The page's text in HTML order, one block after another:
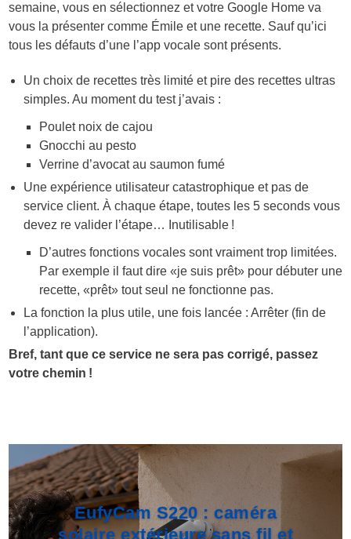
semaine, vous en sélectionnez et votre Google Home va
vous la présenter comme Émile et une recette. Sauf qu’ici
tous les défauts d’une l’app vocale sont présents.
Un choix de recettes très limité et pire des recettes ultras
simples. Au moment du test j’avais :
Poulet noix de cajou
Gnocchi au pesto
Verrine d’avocat au saumon fumé
Une expérience utilisateur catastrophique et pas de
service client. À chaque étape, toutes les 5 seconds vous
devez re valider l’étape… Inutilisable !
D’autres fonctions vocales sont vraiment trop limitées.
Par exemple il faut dire «je suis prêt» pour débuter une
recette, «prêt» tout seul ne fonctionne pas.
La fonction la plus utile, une fois lancée : Arrêter (fin de
l’application).
Bref, tant que ce service ne sera pas corrigé, passez
votre chemin !
EufyCam S220 : caméra
solaire extérieure sans fil et